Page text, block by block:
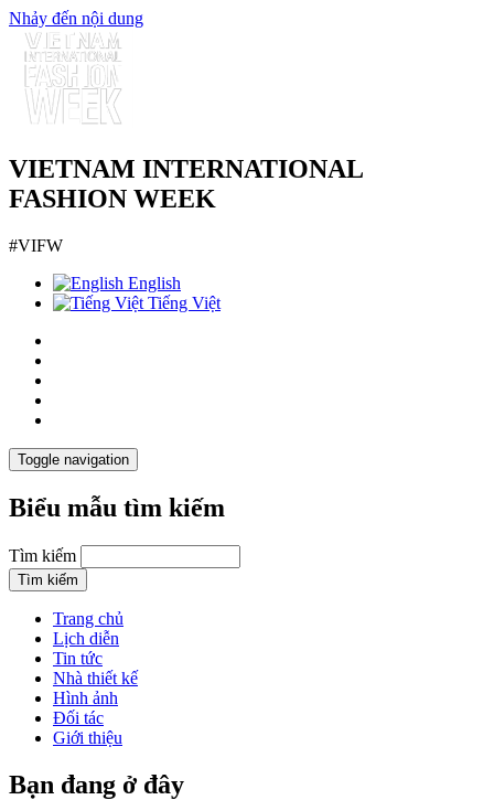
Nhảy đến nội dung
VIETNAM INTERNATIONAL
FASHION WEEK
#VIFW
English
Tiếng Việt
Toggle navigation
Biểu mẫu tìm kiếm
Tìm kiếm
Trang chủ
Lịch diễn
Tin tức
Nhà thiết kế
Hình ảnh
Đối tác
Giới thiệu
Bạn đang ở đây